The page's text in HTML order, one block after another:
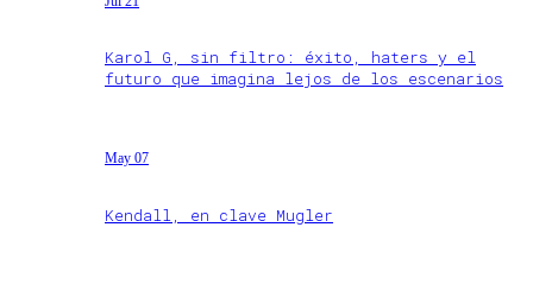
Karol G, sin filtro: éxito, haters y el
futuro que imagina lejos de los escenarios
May 07
Kendall, en clave Mugler